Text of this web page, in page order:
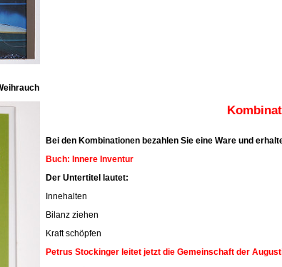
Bei den Kombinationen bezahlen Sie eine Ware und
Buch: Innere Inventur
Der Untertitel lautet:
Innehalten
Bilanz ziehen
Kraft schöpfen
Petrus Stockinger leitet jetzt die Gemeinschaft der